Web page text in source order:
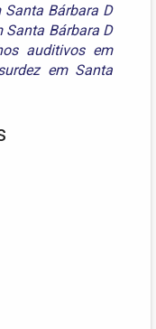
Bárbara D
Santa Bárbara D
auditivos em
em Santa